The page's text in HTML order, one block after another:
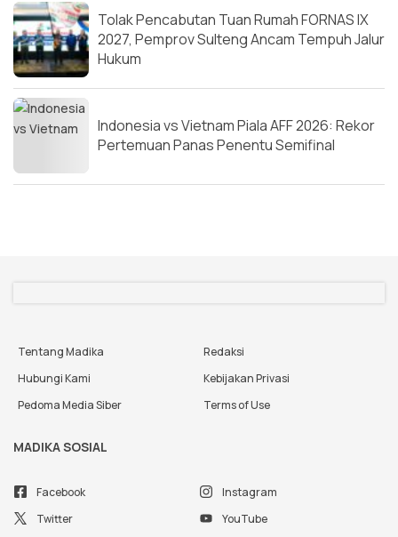
Tolak Pencabutan Tuan Rumah FORNAS IX
2027, Pemprov Sulteng Ancam Tempuh Jalur
Hukum
Indonesia vs Vietnam Piala AFF 2026: Rekor
Pertemuan Panas Penentu Semifinal
Tentang Madika
Redaksi
Hubungi Kami
Kebijakan Privasi
Pedoma Media Siber
Terms of Use
MADIKA SOSIAL
Facebook
Instagram
Twitter
YouTube